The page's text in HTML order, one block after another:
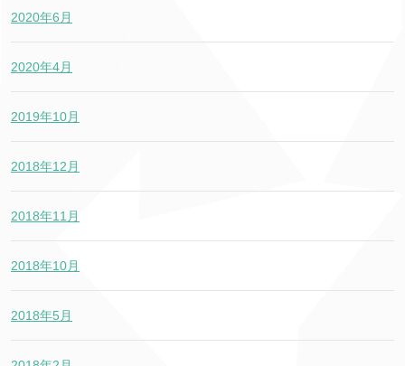
2020年6月
2020年4月
2019年10月
2018年12月
2018年11月
2018年10月
2018年5月